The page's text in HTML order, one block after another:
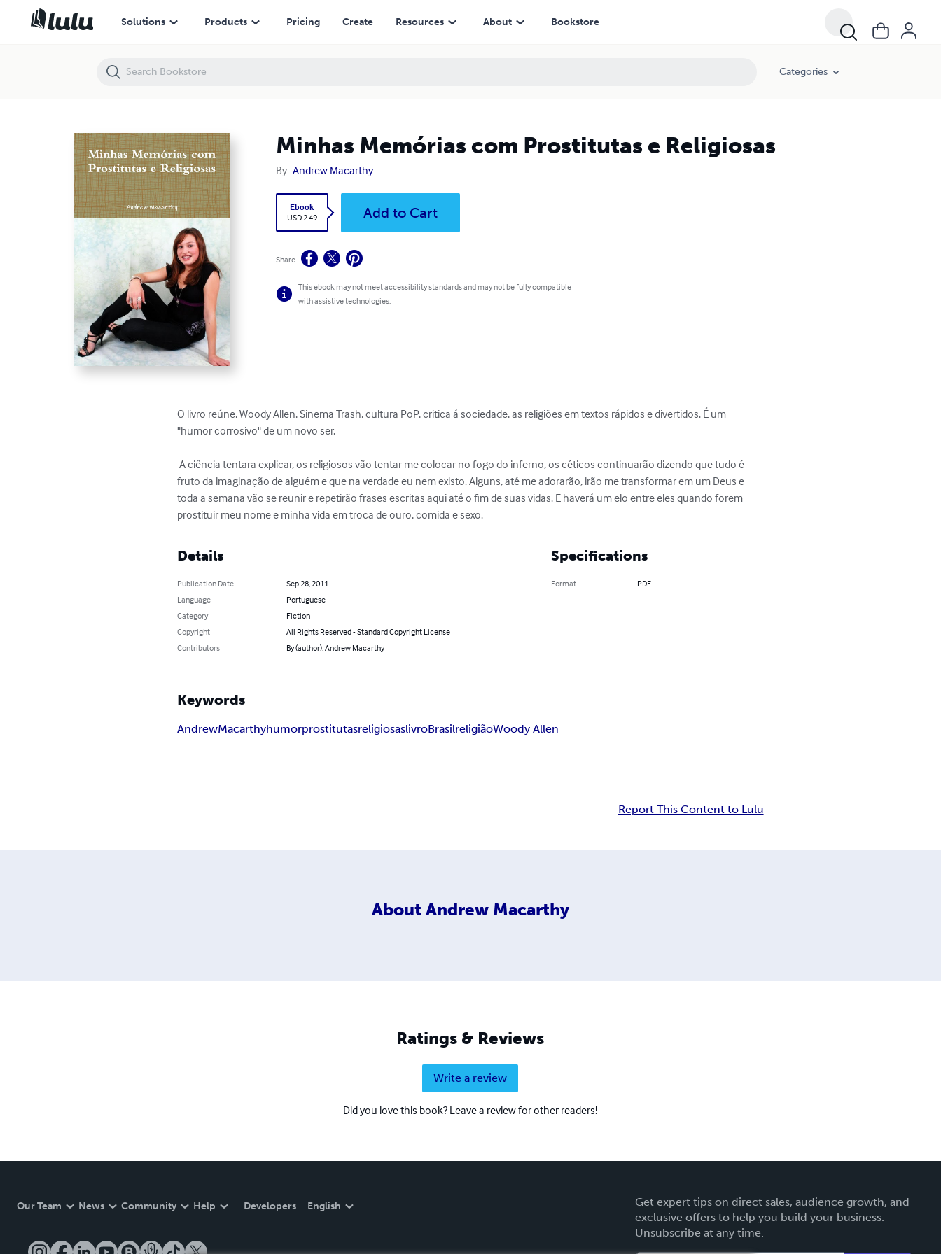
Solutions Products Pricing Create Resources About Bookstore
Categories
Minhas Memórias com Prostitutas e Religiosas
By Andrew Macarthy
Ebook
USD 2.49
Add to Cart
Share
This ebook may not meet accessibility standards and may not be fully compatible
with assistive technologies.
O livro reúne, Woody Allen, Sinema Trash, cultura PoP, critica á sociedade, as religiões em textos rápidos e divertidos. É um
"humor corrosivo" de um novo ser.
A ciência tentara explicar, os religiosos vão tentar me colocar no fogo do inferno, os céticos continuarão dizendo que tudo é
fruto da imaginação de alguém e que na verdade eu nem existo. Alguns, até me adorarão, irão me transformar em um Deus e
toda a semana vão se reunir e repetirão frases escritas aqui até o fim de suas vidas. E haverá um elo entre eles quando forem
prostituir meu nome e minha vida em troca de ouro, comida e sexo.
Details
Publication Date
Sep 28, 2011
Language
Portuguese
Category
Fiction
Copyright
All Rights Reserved - Standard Copyright License
Contributors
By (author): Andrew Macarthy
Specifications
Format PDF
Keywords
AndrewMacarthyhumorprostitutasreligiosaslivroBrasilreligiãoWoody Allen
Report This Content to Lulu
About Andrew Macarthy
Ratings & Reviews
Write a review
Did you love this book? Leave a review for other readers!
Our Team News Community Help Developers English
Get expert tips on direct sales, audience growth, and
exclusive offers to help you build your business.
Unsubscribe at any time.
Minhas Memórias com Prostitutas e Religiosas